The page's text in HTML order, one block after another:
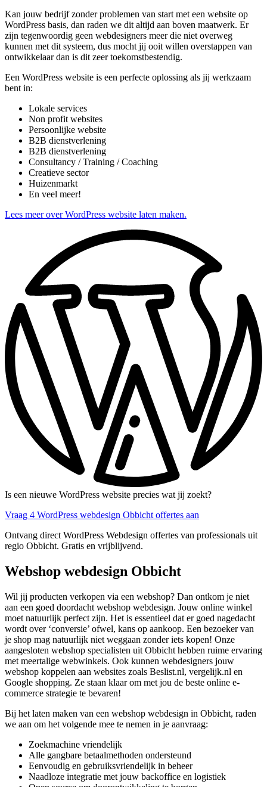
Kan jouw bedrijf zonder problemen van start met een website op
WordPress basis, dan raden we dit altijd aan boven maatwerk. Er
zijn tegenwoordig geen webdesigners meer die niet overweg
kunnen met dit systeem, dus mocht jij ooit willen overstappen van
ontwikkelaar dan is dit zeer toekomstbestendig.
Een WordPress website is een perfecte oplossing als jij werkzaam
bent in:
Lokale services
Non profit websites
Persoonlijke website
B2B dienstverlening
B2B dienstverlening
Consultancy / Training / Coaching
Creatieve sector
Huizenmarkt
En veel meer!
Lees meer over WordPress website laten maken.
Is een nieuwe WordPress website precies wat jij zoekt?
Vraag 4 WordPress webdesign Obbicht offertes aan
Ontvang direct WordPress Webdesign offertes van professionals uit
regio Obbicht. Gratis en vrijblijvend.
Webshop webdesign Obbicht
Wil jij producten verkopen via een webshop? Dan ontkom je niet
aan een goed doordacht webshop webdesign. Jouw online winkel
moet natuurlijk perfect zijn. Het is essentieel dat er goed nagedacht
wordt over ‘conversie’ ofwel, kans op aankoop. Een bezoeker van
je shop mag natuurlijk niet weggaan zonder iets kopen! Onze
aangesloten webshop specialisten uit Obbicht hebben ruime ervaring
met meertalige webwinkels. Ook kunnen webdesigners jouw
webshop koppelen aan websites zoals Beslist.nl, vergelijk.nl en
Google shopping. Ze staan klaar om met jou de beste online e-
commerce strategie te bevaren!
Bij het laten maken van een webshop webdesign in Obbicht, raden
we aan om het volgende mee te nemen in je aanvraag:
Zoekmachine vriendelijk
Alle gangbare betaalmethoden ondersteund
Eenvoudig en gebruiksvriendelijk in beheer
Naadloze integratie met jouw backoffice en logistiek